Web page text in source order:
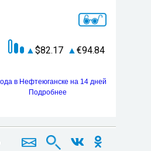
82.17 94.84
в Нефтеюганске на 14 дней
Подробнее